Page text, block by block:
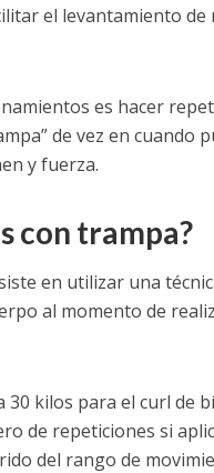
el levantamiento
es hacer
de vez en
y fuerza.
con trampa?
en utilizar una
al momento de
kilos para el curl de
de repeticiones si
del rango de